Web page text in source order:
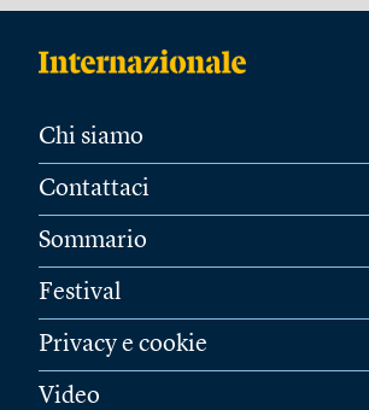
Chi siamo
Contattaci
Sommario
Festival
Privacy e cookie
Video